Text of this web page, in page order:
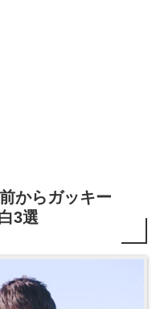
からガッキー
3選